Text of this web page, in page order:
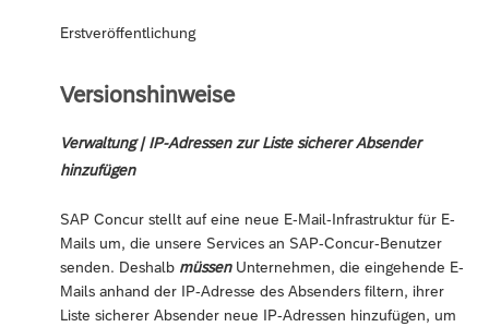
Erstveröffentlichung
Versionshinweise
Verwaltung | IP-Adressen zur Liste sicherer Absender
hinzufügen
SAP Concur stellt auf eine neue E-Mail-Infrastruktur für E-
Mails um, die unsere Services an SAP-Concur-Benutzer
senden. Deshalb müssenUnternehmen, die eingehende E-
Mails anhand der IP-Adresse des Absenders filtern, ihrer
Liste sicherer Absender neue IP-Adressen hinzufügen, um